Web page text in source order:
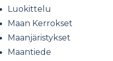
Luokittelu
Maan Kerrokset
Maanjäristykset
Maantiede